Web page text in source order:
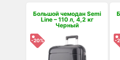
Большой чемодан Semi
Line – 110 л, 4,2 кг
Черный
-20% -